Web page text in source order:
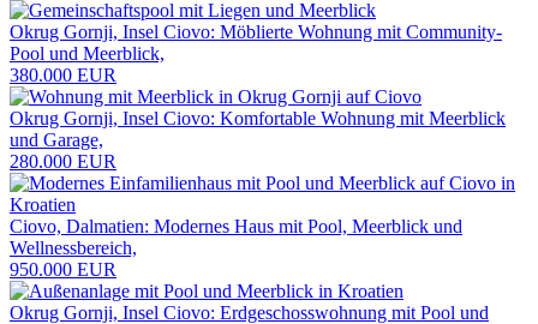
Okrug Gornji, Insel Ciovo: Möblierte Wohnung mit Community-
Pool und Meerblick,
380.000 EUR
Okrug Gornji, Insel Ciovo: Komfortable Wohnung mit Meerblick
und Garage,
280.000 EUR
Ciovo, Dalmatien: Modernes Haus mit Pool, Meerblick und
Wellnessbereich,
950.000 EUR
Okrug Gornji, Insel Ciovo: Erdgeschosswohnung mit Pool und